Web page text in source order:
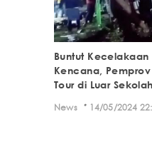
Buntut Kecelakaan
Kencana,
Tour di Luar Sekolah
News · 14/05/2024